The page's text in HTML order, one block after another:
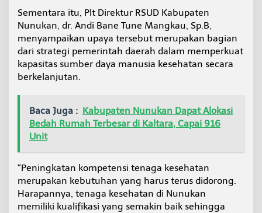
Sementara itu, Plt Direktur RSUD Kabupaten
Nunukan, dr. Andi Bane Tune Mangkau, Sp.B,
menyampaikan upaya tersebut merupakan bagian
dari strategi pemerintah daerah dalam memperkuat
kapasitas sumber daya manusia kesehatan secara
berkelanjutan.
Baca Juga : Kabupaten Nunukan Dapat Alokasi
Bedah Rumah Terbesar di Kaltara, Capai 916
Unit
“Peningkatan kompetensi tenaga kesehatan
merupakan kebutuhan yang harus terus didorong.
Harapannya, tenaga kesehatan di Nunukan
memiliki kualifikasi yang semakin baik sehingga